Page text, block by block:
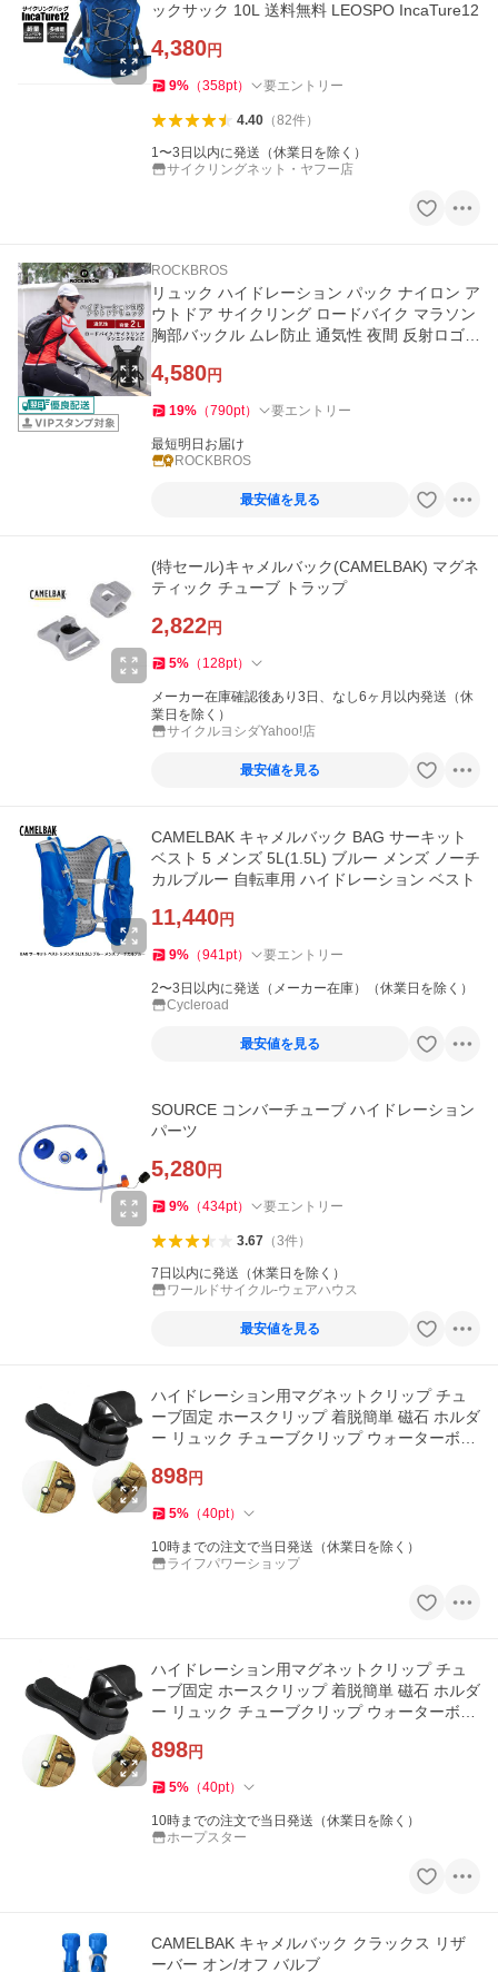
ックサック 10L 送料無料 LEOSPO IncaTure12
4,380円
9% （358pt） 要エントリー
4.40（82件）
1〜3日以内に発送（休業日を除く）
サイクリングネット・ヤフー店
ROCKBROS
リュック ハイドレーション パック ナイロン ア
ウトドア サイクリング ロードバイク マラソン
胸部バックル ムレ防止 通気性 夜間 反射ロゴ
4,580円
19% （790pt） 要エントリー
最短明日お届け
ROCKBROS
最安値を見る
(特セール)キャメルバック(CAMELBAK) マグネ
ティック チューブ トラップ
2,822円
5% （ 128pt）
メーカー在庫確認後あり3日、なし6ヶ月以内発送（休
業日を除く）
サイクルヨシダYahoo!店
最安値を見る
CAMELBAK キャメルバック BAG サーキット
ベスト 5 メンズ 5L(1.5L) ブルー メンズ ノーチ
カルブルー 自転車用 ハイドレーション ベスト
11,440円
9% （941pt） 要エントリー
2〜3日以内に発送（メーカー在庫）（休業日を除く）
Cycleroad
最安値を見る
SOURCE コンバーチューブ ハイドレーション
パーツ
5,280円
9% （434pt） 要エントリー
3.67（3件）
7日以内に発送（休業日を除く）
ワールドサイクル-ウェアハウス
最安値を見る
ハイドレーション用マグネットクリップ チュ
ーブ固定 ホースクリップ 着脱簡単 磁石 ホルダ
ー リュック チューブクリップ ウォーターボト
898円
5% （40pt）
10時までの注文で当日発送（休業日を除く）
ライフパワーショップ
ハイドレーション用マグネットクリップ チュ
ーブ固定 ホースクリップ 着脱簡単 磁石 ホルダ
ー リュック チューブクリップ ウォーターボト
898円
5% （40pt）
10時までの注文で当日発送（休業日を除く）
ホープスター
CAMELBAK キャメルバック クラックス リザ
ーバー オン/オフ バルブ